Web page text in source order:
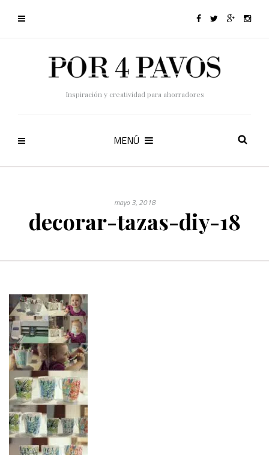
Inspiración y creatividad para ahorradores
MENÚ
mayo 3, 2018
decorar-tazas-diy-18